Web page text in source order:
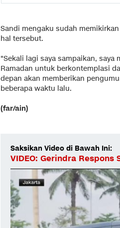
Sandi mengaku sudah
hal tersebut.
"Sekali lagi saya sampaikan,
Ramadan untuk berkontemplasi
depan akan memberikan
beberapa waktu lalu.
(far/ain)
Saksikan Video di Bawah Ini:
VIDEO: Gerindra